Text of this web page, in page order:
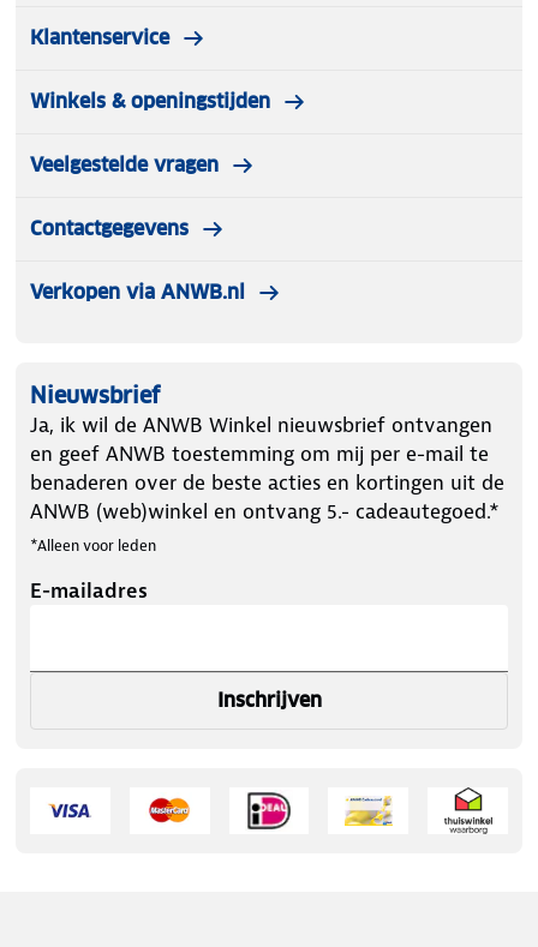
Klantenservice
Winkels & openingstijden
Veelgestelde vragen
Contactgegevens
Verkopen via ANWB.nl
Nieuwsbrief
Ja, ik wil de ANWB Winkel nieuwsbrief ontvangen
en geef ANWB toestemming om mij per e-mail te
benaderen over de beste acties en kortingen uit de
ANWB (web)winkel en ontvang 5.- cadeautegoed.*
*Alleen voor leden
E-mailadres
Inschrijven